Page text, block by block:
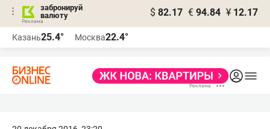
забронируй
валюту
$ 82.17 € 94.84 ¥ 12.17
Казань25.4° Москва22.4°